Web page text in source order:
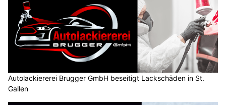
Autolackiererei Brugger GmbH beseitigt Lackschäden in St.
Gallen